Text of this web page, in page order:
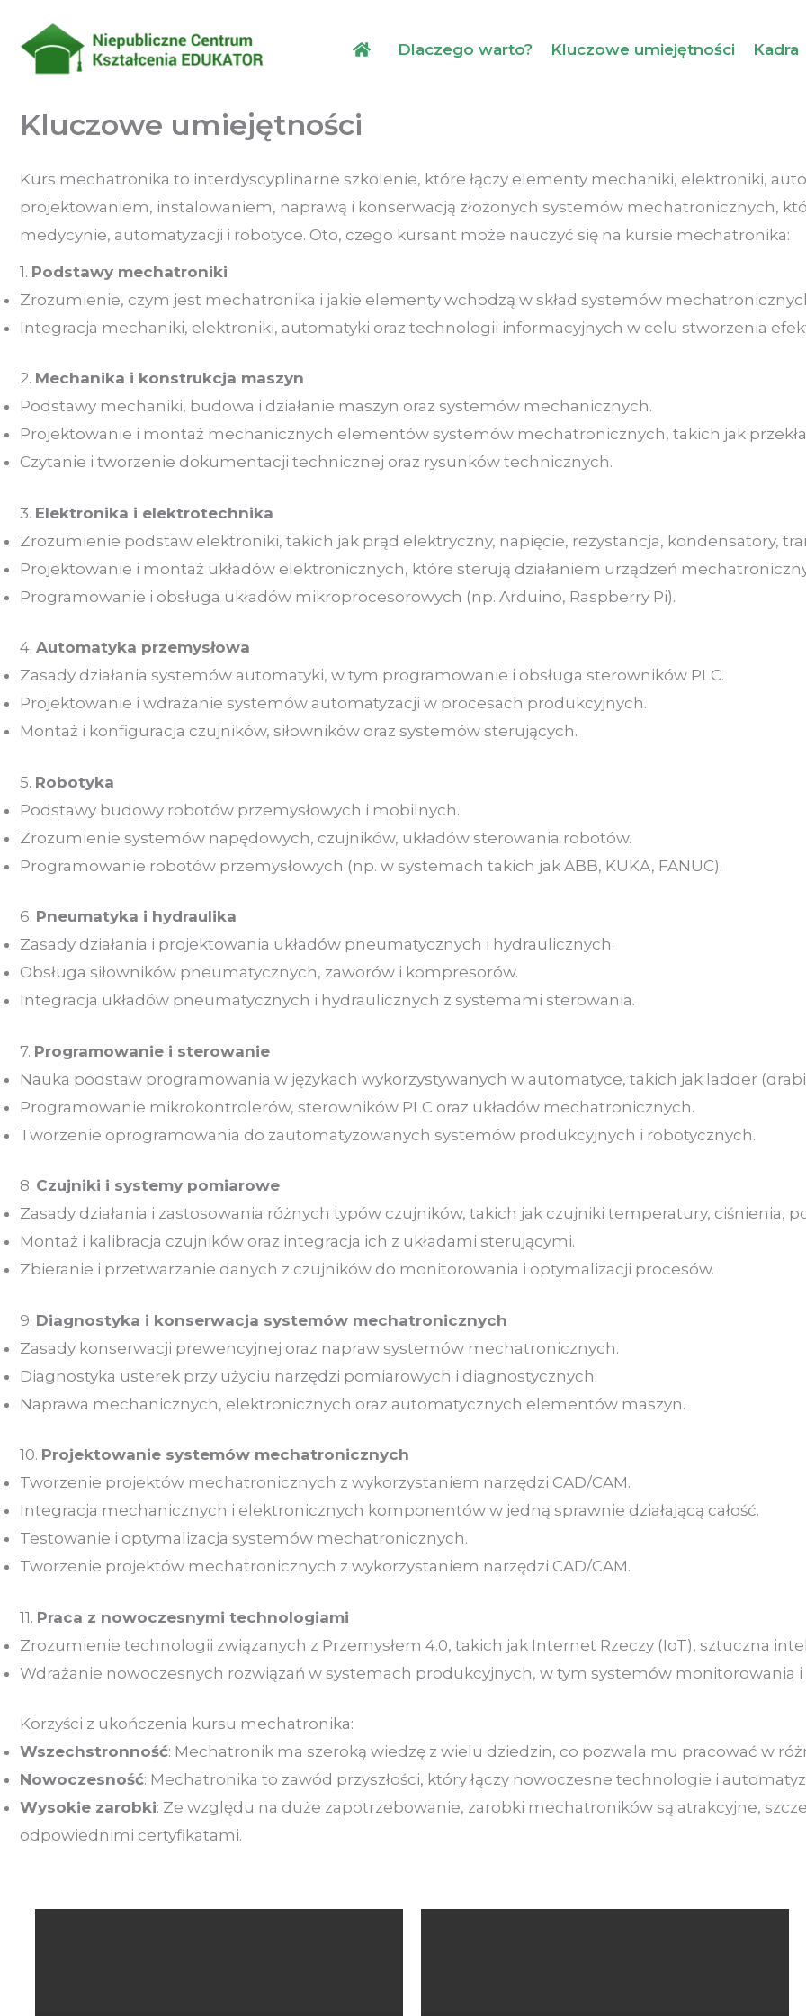
treści
Dlaczego warto? Kluczowe umiejętności Kadra
Kluczowe umiejętności
Kurs mechatronika to interdyscyplinarne szkolenie, które łączy elementy mechaniki, elektroniki,
projektowaniem, instalowaniem, naprawą i konserwacją złożonych systemów mechatronicznych,
medycynie, automatyzacji i robotyce. Oto, czego kursant może nauczyć się na kursie mechatronika:
1. Podstawy mechatroniki
Zrozumienie, czym jest mechatronika i jakie elementy wchodzą w skład systemów
Integracja mechaniki, elektroniki, automatyki oraz technologii informacyjnych w celu stworzenia
2. Mechanika i konstrukcja maszyn
Podstawy mechaniki, budowa i działanie maszyn oraz systemów mechanicznych.
Projektowanie i montaż mechanicznych elementów systemów mechatronicznych, takich jak
Czytanie i tworzenie dokumentacji technicznej oraz rysunków technicznych.
3. Elektronika i elektrotechnika
Zrozumienie podstaw elektroniki, takich jak prąd elektryczny, napięcie, rezystancja, kondensatory,
Projektowanie i montaż układów elektronicznych, które sterują działaniem urządzeń
Programowanie i obsługa układów mikroprocesorowych (np. Arduino, Raspberry Pi).
4. Automatyka przemysłowa
Zasady działania systemów automatyki, w tym programowanie i obsługa sterowników PLC.
Projektowanie i wdrażanie systemów automatyzacji w procesach produkcyjnych.
Montaż i konfiguracja czujników, siłowników oraz systemów sterujących.
5. Robotyka
Podstawy budowy robotów przemysłowych i mobilnych.
Zrozumienie systemów napędowych, czujników, układów sterowania robotów.
Programowanie robotów przemysłowych (np. w systemach takich jak ABB, KUKA, FANUC).
6. Pneumatyka i hydraulika
Zasady działania i projektowania układów pneumatycznych i hydraulicznych.
Obsługa siłowników pneumatycznych, zaworów i kompresorów.
Integracja układów pneumatycznych i hydraulicznych z systemami sterowania.
7. Programowanie i sterowanie
Nauka podstaw programowania w językach wykorzystywanych w automatyce, takich jak ladder
Programowanie mikrokontrolerów, sterowników PLC oraz układów mechatronicznych.
Tworzenie oprogramowania do zautomatyzowanych systemów produkcyjnych i robotycznych.
8. Czujniki i systemy pomiarowe
Zasady działania i zastosowania różnych typów czujników, takich jak czujniki temperatury, ciśnienia,
Montaż i kalibracja czujników oraz integracja ich z układami sterującymi.
Zbieranie i przetwarzanie danych z czujników do monitorowania i optymalizacji procesów.
9. Diagnostyka i konserwacja systemów mechatronicznych
Zasady konserwacji prewencyjnej oraz napraw systemów mechatronicznych.
Diagnostyka usterek przy użyciu narzędzi pomiarowych i diagnostycznych.
Naprawa mechanicznych, elektronicznych oraz automatycznych elementów maszyn.
10. Projektowanie systemów mechatronicznych
Tworzenie projektów mechatronicznych z wykorzystaniem narzędzi CAD/CAM.
Integracja mechanicznych i elektronicznych komponentów w jedną sprawnie działającą całość.
Testowanie i optymalizacja systemów mechatronicznych.
Tworzenie projektów mechatronicznych z wykorzystaniem narzędzi CAD/CAM.
11. Praca z nowoczesnymi technologiami
Zrozumienie technologii związanych z Przemysłem 4.0, takich jak Internet Rzeczy (IoT), sztuczna
Wdrażanie nowoczesnych rozwiązań w systemach produkcyjnych, w tym systemów monitorowania
Korzyści z ukończenia kursu mechatronika:
Wszechstronność: Mechatronik ma szeroką wiedzę z wielu dziedzin, co pozwala mu pracować w
Nowoczesność: Mechatronika to zawód przyszłości, który łączy nowoczesne technologie i
Wysokie zarobki: Ze względu na duże zapotrzebowanie, zarobki mechatroników są atrakcyjne,
odpowiednimi certyfikatami.